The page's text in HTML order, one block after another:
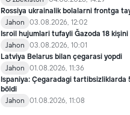
Rossiya ukrainalik bolalarni frontga
Jahon
03.08.2026, 12:02
Isroil hujumlari tufayli Ğazoda 18
Jahon
03.08.2026, 10:01
Latviya Belarus bilan çegarasi yopdi
Jahon
01.08.2026, 11:36
Ispaniya: Çegaradagi tartibsizliklarda
böldi
Jahon
01.08.2026, 11:08